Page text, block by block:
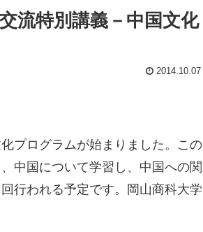
流特別講義－中国文化
2014.10.07
プログラムが始まりました。この
中国について学習し、中国への関
行われる予定です。岡山商科大学